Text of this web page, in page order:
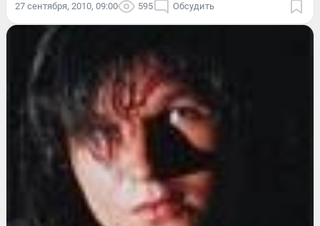
27 сентября, 2010, 09:00 595 Обсудить